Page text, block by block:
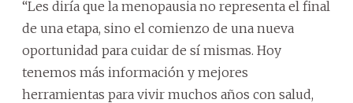
“Les diría que la menopausia no representa el final
de una etapa, sino el comienzo de una nueva
oportunidad para cuidar de sí mismas. Hoy
tenemos más información y mejores
herramientas para vivir muchos años con salud,